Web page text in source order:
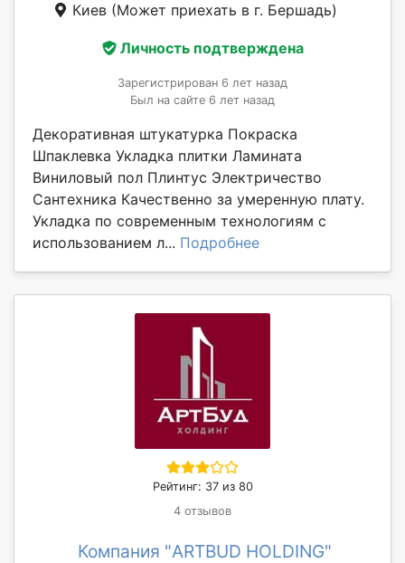
Киев (Может приехать в г. Бершадь)
Личность подтверждена
Зарегистрирован 6 лет назад
Был на сайте 6 лет назад
Декоративная штукатурка Покраска
Шпаклевка Укладка плитки Ламината
Виниловый пол Плинтус Электричество
Сантехника Качественно за умеренную плату.
Укладка по современным технологиям с
использованием л... Подробнее
Рейтинг: 37 из 80
4 отзывов
Компания "ARTBUD HOLDING"